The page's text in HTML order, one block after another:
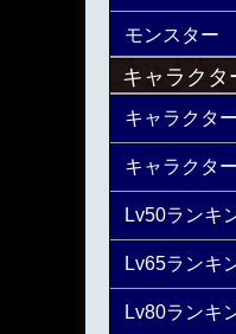
モンスター
キャラクタ
キャラクタ
キャラクタ
Lv50ランキ
Lv65ランキ
Lv80ランキ